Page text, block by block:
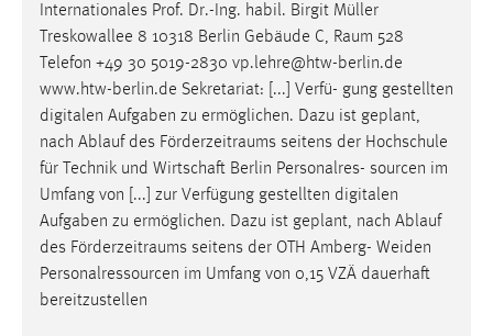
Internationales Prof. Dr.-Ing. habil. Birgit Müller
Treskowallee 8 10318 Berlin Gebäude C, Raum 528
Telefon +49 30 5019-2830 vp.lehre@htw-berlin.de
www.htw-berlin.de Sekretariat: [...] Verfü- gung gestellten
digitalen Aufgaben zu ermöglichen. Dazu ist geplant,
nach Ablauf des Förderzeitraums seitens der Hochschule
für Technik und Wirtschaft Berlin Personalres- sourcen im
Umfang von [...] zur Verfügung gestellten digitalen
Aufgaben zu ermöglichen. Dazu ist geplant, nach Ablauf
des Förderzeitraums seitens der OTH Amberg- Weiden
Personalressourcen im Umfang von 0,15 VZÄ dauerhaft
bereitzustellen